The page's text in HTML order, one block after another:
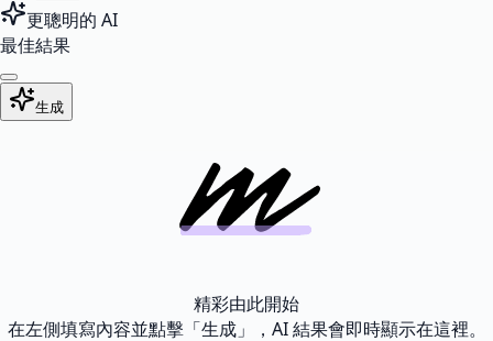
更聰明的 AI
最佳結果
生成
精彩由此開始
在左側填寫內容並點擊「生成」，AI 結果會即時顯示在這裡。